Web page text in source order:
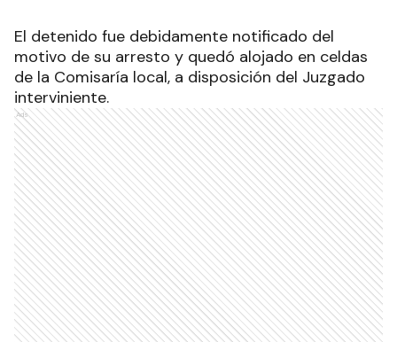
El detenido fue debidamente notificado del
motivo de su arresto y quedó alojado en celdas
de la Comisaría local, a disposición del Juzgado
interviniente.
Ads